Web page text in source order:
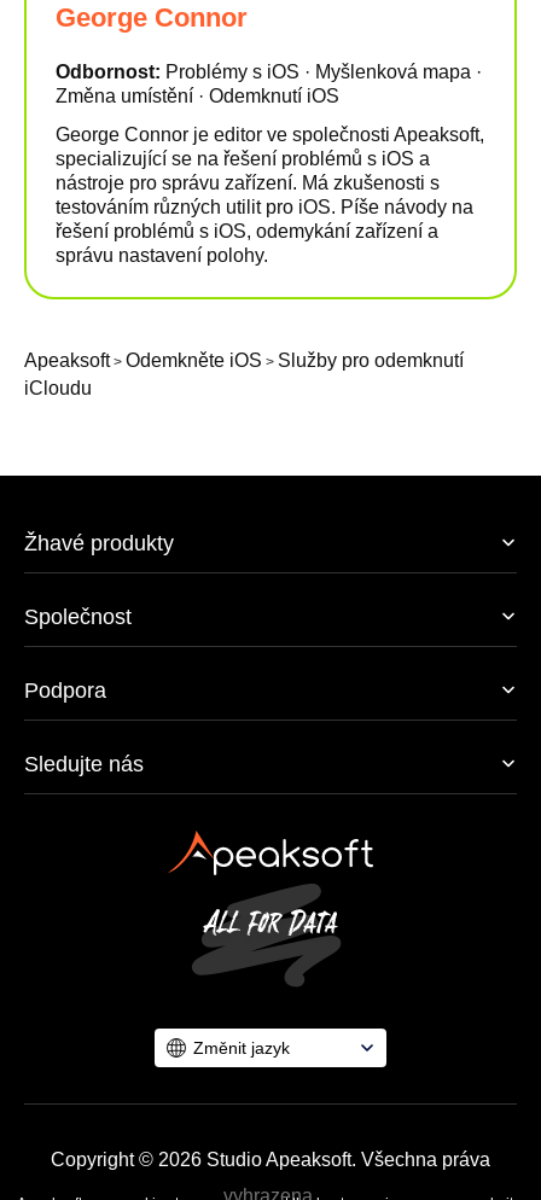
George Connor
Odbornost: Problémy s iOS · Myšlenková mapa ·
Změna umístění · Odemknutí iOS
George Connor je editor ve společnosti Apeaksoft,
specializující se na řešení problémů s iOS a
nástroje pro správu zařízení. Má zkušenosti s
testováním různých utilit pro iOS. Píše návody na
řešení problémů s iOS, odemykání zařízení a
správu nastavení polohy.
Apeaksoft> Odemkněte iOS > Služby pro odemknutí
iCloudu
Žhavé produkty
Společnost
Podpora
Sledujte nás
Změnit jazyk
Copyright © 2026 Studio Apeaksoft. Všechna práva
vyhrazena.